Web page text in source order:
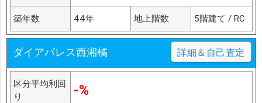
築年数 44年 地上階数 5階建て / RC
ダイアパレス西湘橘 詳細＆自己査定
区分平均利回
り
-%